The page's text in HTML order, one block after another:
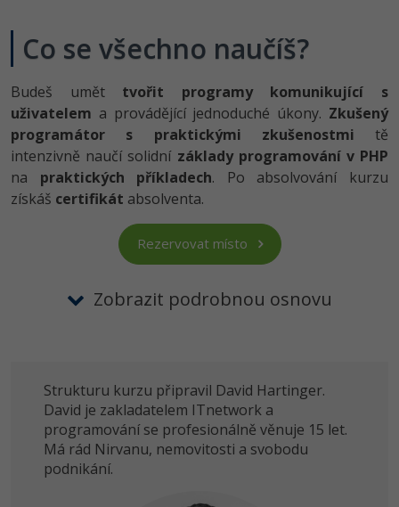
SEO specialista
Pro děti
Více
Fórum
Kurzy e-commerce
Testování softwaru
Datová analýza
Digitální gramotnost
WordPress
SEO -30%
UX
Kurzy designu
HTML/CSS
Photoshop -80%
Adobe Lightroom -30%
Adobe XD -15%
Adobe InDesign
Co se všechno naučíš?
Budeš umět tvořit programy komunikující s
uživatelem a provádějící jednoduché úkony. Zkušený
programátor s praktickými zkušenostmi tě
intenzivně naučí solidní základy programování v PHP
na praktických příkladech. Po absolvování kurzu
získáš certifikát absolventa.
Rezervovat místo
Zobrazit podrobnou osnovu
Strukturu kurzu připravil David Hartinger.
David je zakladatelem ITnetwork a
programování se profesionálně věnuje 15 let.
Má rád Nirvanu, nemovitosti a svobodu
podnikání.